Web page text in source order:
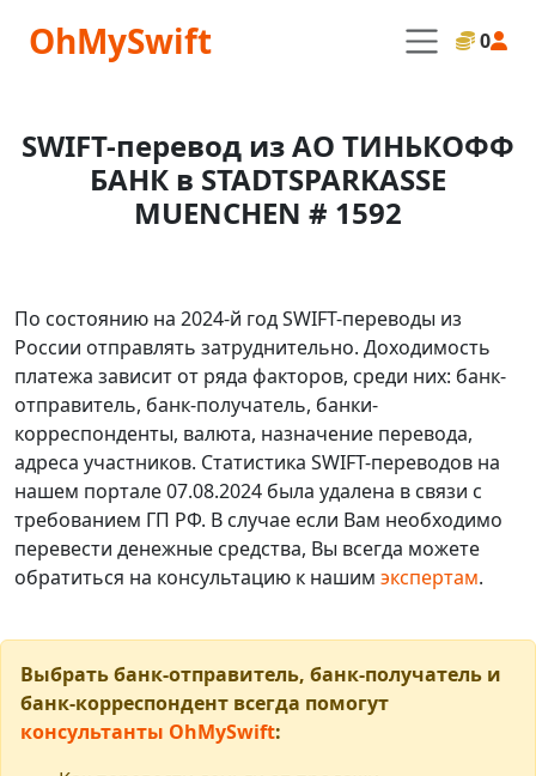
OhMySwift 0
SWIFT-перевод из АО ТИНЬКОФФ
БАНК в STADTSPARKASSE
MUENCHEN # 1592
По состоянию на 2024-й год SWIFT-переводы из
России отправлять затруднительно. Доходимость
платежа зависит от ряда факторов, среди них: банк-
отправитель, банк-получатель, банки-
корреспонденты, валюта, назначение перевода,
адреса участников. Статистика SWIFT-переводов на
нашем портале 07.08.2024 была удалена в связи с
требованием ГП РФ. В случае если Вам необходимо
перевести денежные средства, Вы всегда можете
обратиться на консультацию к нашим экспертам.
Выбрать банк-отправитель, банк-получатель и
банк-корреспондент всегда помогут
консультанты OhMySwift: